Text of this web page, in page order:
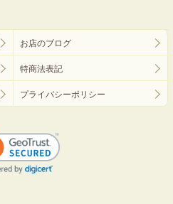
お店のブログ
特商法表記
プライバシーポリシー